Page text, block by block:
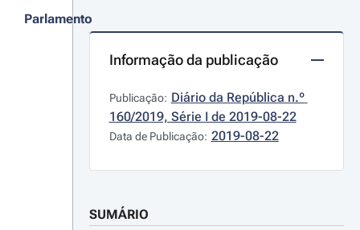
Parlamento
Informação da publicação
Publicação: Diário da República n.º
160/2019, Série I de 2019-08-22
Data de Publicação: 2019-08-22
SUMÁRIO